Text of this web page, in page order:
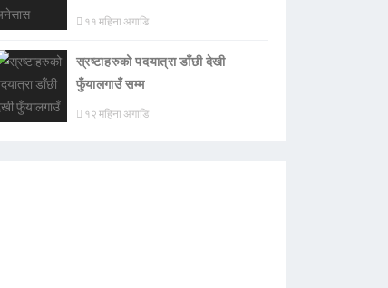
११ महिना अगाडि
स्रष्टाहरुको पदयात्रा डाँछी देखी
फुँयालगाउँ सम्म
१२ महिना अगाडि